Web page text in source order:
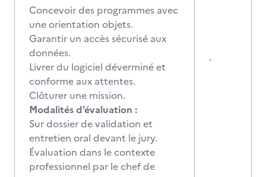
Concevoir des programmes avec
une orientation objets.
Garantir un accès sécurisé aux
données.
Livrer du logiciel déverminé et
conforme aux attentes.
Clôturer une mission.
Modalités d’évaluation :
Sur dossier de validation et
entretien oral devant le jury.
Évaluation dans le contexte
professionnel par le chef de
-